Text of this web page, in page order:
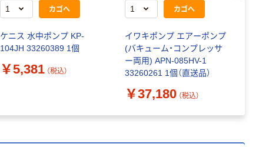
カゴへ
ケニス 水中ポンプ KP-
104JH 33260389 1個
￥5,381 （税込）
カゴへ
イワキポンプ エアーポンプ
(バキューム・コンプレッサ
ー両用) APN-085HV-1
33260261 1個（直送品）
￥37,180 （税込）